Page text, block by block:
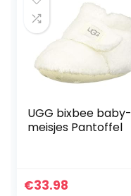
UGG bixbee baby-
meisjes Pantoffel
€33.98